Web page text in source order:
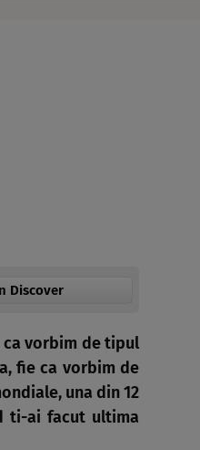
Discover
vorbim de tipul
fie ca vorbim de
una din 12
ti-ai facut ultima